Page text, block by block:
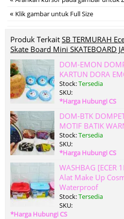
« Klik gambar untuk Full Size
Produk Terkait SB TERMURAH
Skate Board Mini SKATEBOARD
DOM-EMON
KARTUN DORA
Stock:Tersedia
SKU:
*Harga Hubungi CS
DOM-BTK
MOTIF BATIK
Stock:Tersedia
SKU:
*Harga Hubungi CS
WASHBAG [ECER
Alat Make Up
Waterproof
Stock:Tersedia
SKU:
*Harga Hubungi CS